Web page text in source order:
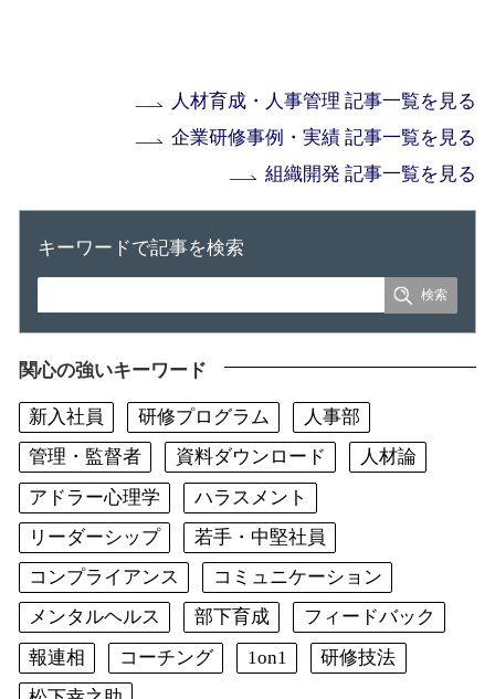
人材育成・人事管理 記事一覧を見る
企業研修事例・実績 記事一覧を見る
組織開発 記事一覧を見る
キーワードで記事を検索
関心の強いキーワード
新入社員 研修プログラム
人事部
管理・監督者
資料ダウンロード
人材論
アドラー心理学
ハラスメント
リーダーシップ
若手・中堅社員
コンプライアンス
コミュニケーション
メンタルヘルス
部下育成
フィードバック
報連相
コーチング 1on1
研修技法